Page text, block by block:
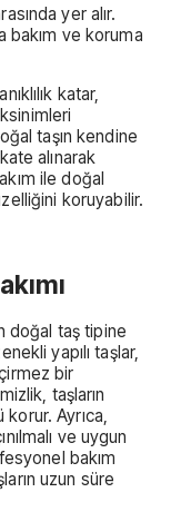
yer alır.
bakım ve koruma
katar,
taşın kendine
alınarak
ile doğal
koruyabilir.
doğal taş tipine
yapılı taşlar,
bir
taşların
Ayrıca,
ve uygun
bakım
uzun süre